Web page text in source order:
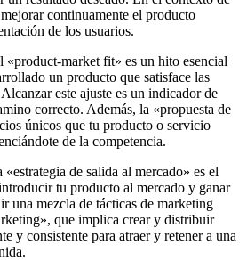
continuamente el producto
de los usuarios.
«product-market fit» es un hito esencial
un producto que satisface las
este ajuste es un indicador de
correcto. Además, la «propuesta de
únicos que tu producto o servicio
de la competencia.
de salida al mercado» es el
tu producto al mercado y ganar
una mezcla de tácticas de marketing
que implica crear y distribuir
y consistente para atraer y retener a una